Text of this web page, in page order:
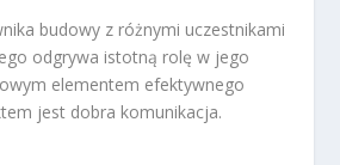
budowy z różnymi uczestnikami
odgrywa istotną rolę w jego
elementem efektywnego
jest dobra komunikacja.